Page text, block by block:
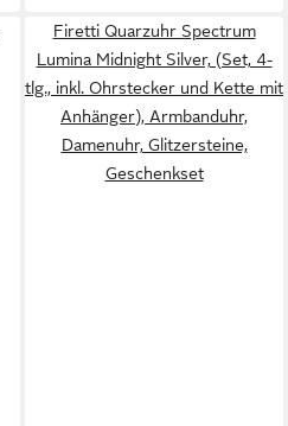
Firetti Quarzuhr Spectrum
Lumina Midnight Silver, (Set, 4-
tlg., inkl. Ohrstecker und Kette mit
Anhänger), Armbanduhr,
Damenuhr, Glitzersteine,
Geschenkset